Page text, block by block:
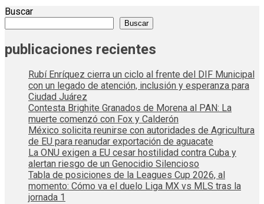
Buscar
Buscar
publicaciones recientes
Rubí Enríquez cierra un ciclo al frente del DIF Municipal
con un legado de atención, inclusión y esperanza para
Ciudad Juárez
Contesta Brighite Granados de Morena al PAN: La
muerte comenzó con Fox y Calderón
México solicita reunirse con autoridades de Agricultura
de EU para reanudar exportación de aguacate
La ONU exigen a EU cesar hostilidad contra Cuba y
alertan riesgo de un Genocidio Silencioso
Tabla de posiciones de la Leagues Cup 2026, al
momento: Cómo va el duelo Liga MX vs MLS tras la
jornada 1